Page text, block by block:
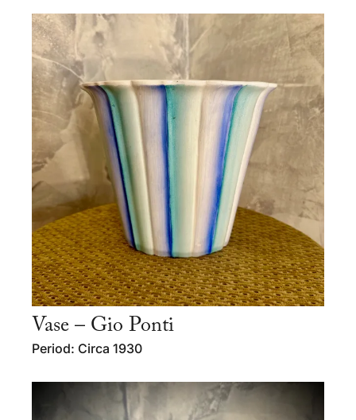
Vase – Gio Ponti
Period: Circa 1930